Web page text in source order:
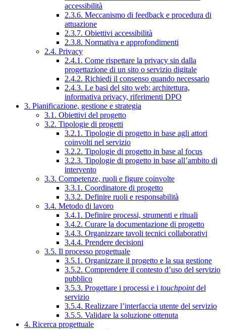
accessibilità
2.3.6. Meccanismo di feedback e procedura di
attuazione
2.3.7. Obiettivi accessibilità
2.3.8. Normativa e approfondimenti
2.4. Privacy
2.4.1. Come rispettare la privacy sin dalla
progettazione di un sito o servizio digitale
2.4.2. Richiedi il consenso quando necessario
2.4.3. Le basi del sito web: architettura,
informativa privacy, riferimenti DPO
3. Pianificazione, gestione e strategia
3.1. Obiettivi del progetto
3.2. Tipologie di progetti
3.2.1. Tipologie di progetto in base agli attori
coinvolti nel servizio
3.2.2. Tipologie di progetto in base al focus
3.2.3. Tipologie di progetto in base all’ambito di
intervento
3.3. Competenze, ruoli e figure coinvolte
3.3.1. Coordinatore di progetto
3.3.2. Definire ruoli e responsabilità
3.4. Metodo di lavoro
3.4.1. Definire processi, strumenti e rituali
3.4.2. Curare la documentazione di progetto
3.4.3. Organizzare tavoli tecnici collaborativi
3.4.4. Prendere decisioni
3.5. Il processo progettuale
3.5.1. Organizzare il progetto e la sua gestione
3.5.2. Comprendere il contesto d’uso del servizio
pubblico
3.5.3. Progettare i processi e i touchpointdel
servizio
3.5.4. Realizzare l’interfaccia utente del servizio
3.5.5. Validare la soluzione ottenuta
4. Ricerca progettuale